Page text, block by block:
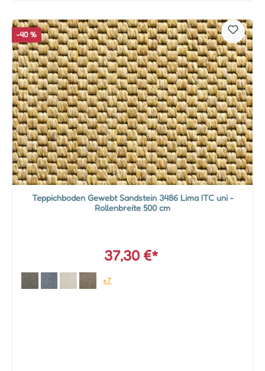
-40 %
Teppichboden Gewebt Sandstein 3486 Lima ITC uni -
Rollenbreite 500 cm
37,30 €*
+7